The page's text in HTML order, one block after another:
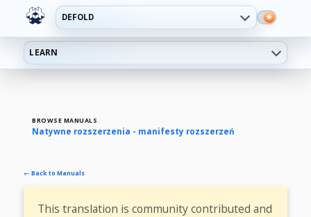
DEFOLD
LEARN
BROWSE MANUALS
Natywne rozszerzenia - manifesty rozszerzeń
← Back to Manuals
This translation is community contributed and